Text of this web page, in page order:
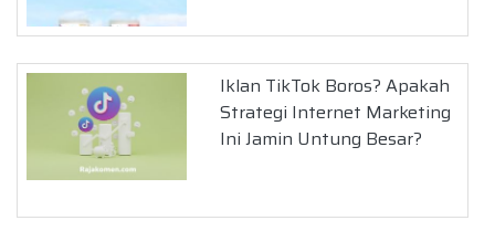
Iklan TikTok Boros? Apakah
Strategi Internet Marketing
Ini Jamin Untung Besar?